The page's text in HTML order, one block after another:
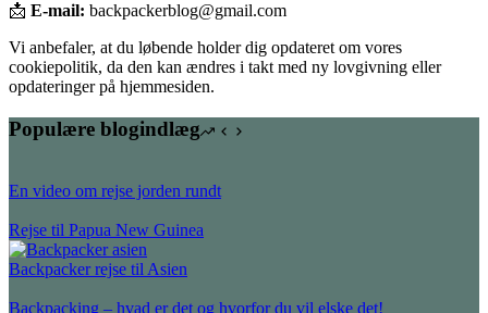
📩 E-mail: backpackerblog@gmail.com
Vi anbefaler, at du løbende holder dig opdateret om vores
cookiepolitik, da den kan ændres i takt med ny lovgivning eller
opdateringer på hjemmesiden.
Populære blogindlæg
En video om rejse jorden rundt
Rejse til Papua New Guinea
Backpacker rejse til Asien
Backpacking – hvad er det og hvorfor du vil elske det!